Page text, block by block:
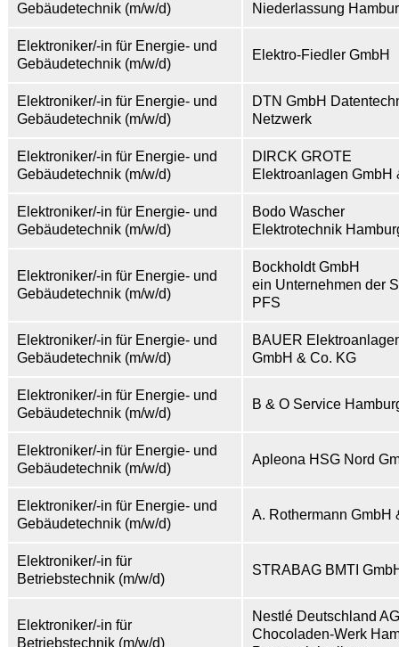
Gebäudetechnik (m/w/d)
Niederlassung
Elektroniker/-in für Energie- und
Gebäudetechnik (m/w/d)
Elektro-Fiedler GmbH
Elektroniker/-in für Energie- und
Gebäudetechnik (m/w/d)
DTN GmbH
Netzwerk
Elektroniker/-in für Energie- und
Gebäudetechnik (m/w/d)
DIRCK GROTE
Elektroanlagen GmbH
Elektroniker/-in für Energie- und
Gebäudetechnik (m/w/d)
Bodo Wascher
Elektrotechnik
Elektroniker/-in für Energie- und
Gebäudetechnik (m/w/d)
Bockholdt GmbH
ein Unternehmen der
PFS
Elektroniker/-in für Energie- und
Gebäudetechnik (m/w/d)
BAUER
GmbH & Co. KG
Elektroniker/-in für Energie- und
Gebäudetechnik (m/w/d)
B & O Service
Elektroniker/-in für Energie- und
Gebäudetechnik (m/w/d)
Apleona HSG Nord
Elektroniker/-in für Energie- und
Gebäudetechnik (m/w/d)
A. Rothermann GmbH
Elektroniker/-in für
Betriebstechnik (m/w/d)
STRABAG BMTI
Elektroniker/-in für
Betriebstechnik (m/w/d)
Nestlé Deutschland AG
Chocoladen-Werk